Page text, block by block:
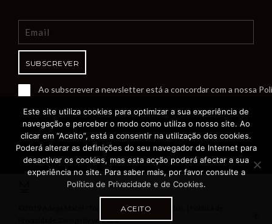
Ao subscrever a newsletter está a concordar com a nossa
©2019 Adega Marel - Todos os direitos reservados. |
younik®
Este site utiliza cookies para optimizar a sua experiência de
navegação e perceber o modo como utiliza o nosso site. Ao
clicar em “Aceito”, está a consentir na utilização dos cookies.
Poderá alterar as definições do seu navegador de Internet para
desactivar os cookies, mas esta acção poderá afectar a sua
experiência no site. Para saber mais, por favor consulte a
Política de Privacidade e de Cookies.
ACEITO